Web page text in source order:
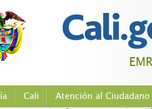
Cali Atención al Ciudadano